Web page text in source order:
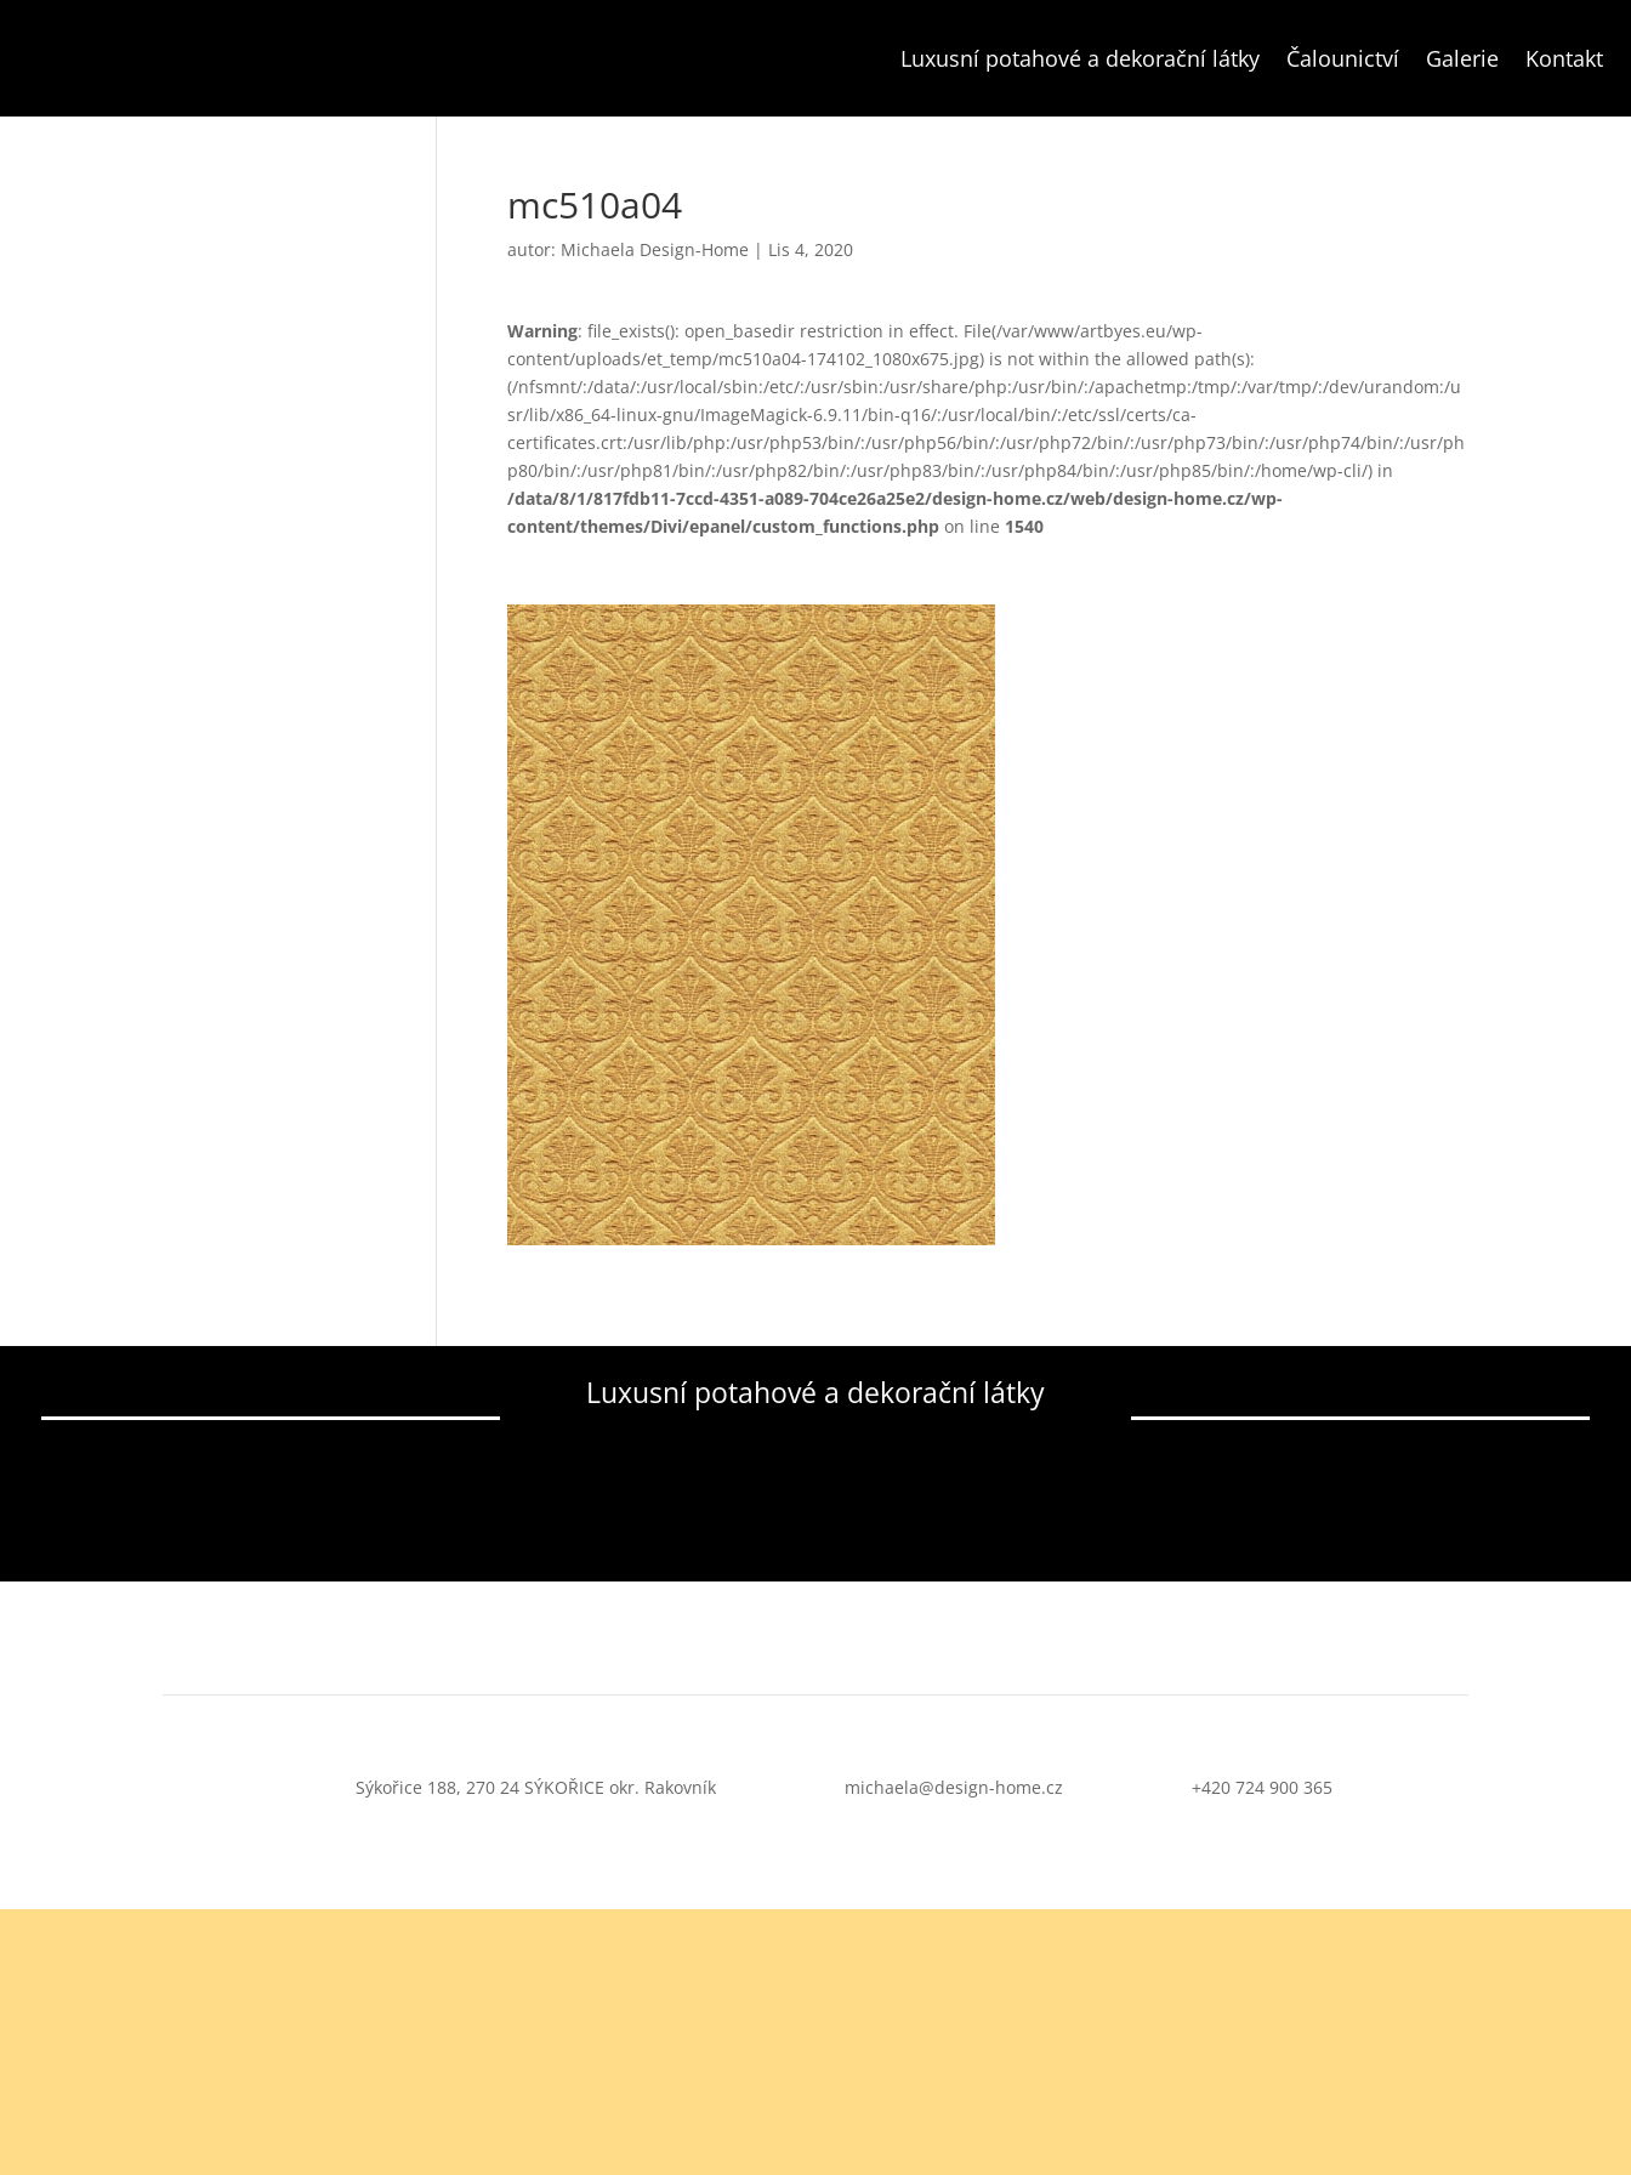
Luxusní potahové a dekorační látky Čalounictví Galerie Kontakt
mc510a04
autor: Michaela Design-Home | Lis 4, 2020
Warning: file_exists(): open_basedir restriction in effect. File(/var/www/artbyes.eu/wp-
content/uploads/et_temp/mc510a04-174102_1080x675.jpg) is not within the allowed path(s):
(/nfsmnt/:/data/:/usr/local/sbin:/etc/:/usr/sbin:/usr/share/php:/usr/bin/:/apachetmp:/tmp/:/var/tmp/:/dev/urandom:/u
sr/lib/x86_64-linux-gnu/ImageMagick-6.9.11/bin-q16/:/usr/local/bin/:/etc/ssl/certs/ca-
certificates.crt:/usr/lib/php:/usr/php53/bin/:/usr/php56/bin/:/usr/php72/bin/:/usr/php73/bin/:/usr/php74/bin/:/usr/ph
p80/bin/:/usr/php81/bin/:/usr/php82/bin/:/usr/php83/bin/:/usr/php84/bin/:/usr/php85/bin/:/home/wp-cli/) in
/data/8/1/817fdb11-7ccd-4351-a089-704ce26a25e2/design-home.cz/web/design-home.cz/wp-
content/themes/Divi/epanel/custom_functions.phpon line 1540
Luxusní potahové a dekorační látky
Sýkořice 188, 270 24 SÝKOŘICE okr. Rakovník michaela@design-home.cz +420 724 900 365